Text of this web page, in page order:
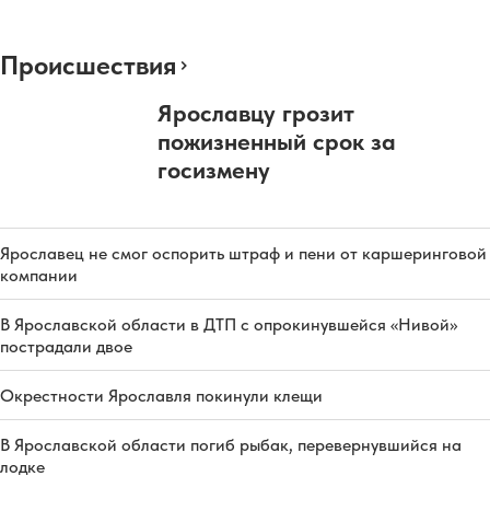
Происшествия
Ярославцу грозит
пожизненный срок за
госизмену
Ярославец не смог оспорить штраф и пени от каршеринговой
компании
В Ярославской области в ДТП с опрокинувшейся «Нивой»
пострадали двое
Окрестности Ярославля покинули клещи
В Ярославской области погиб рыбак, перевернувшийся на
лодке